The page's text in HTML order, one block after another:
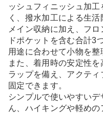
ッシュフィニッシュ加工
く、撥水加工による生活
メイン収納に加え、フ
ドポケットを含む合計3
用途に合わせて小物を整
また、着用時の安定性
ラップを備え、アクテ
固定できます。
シンプルで使いやすい
ん、ハイキングや軽め